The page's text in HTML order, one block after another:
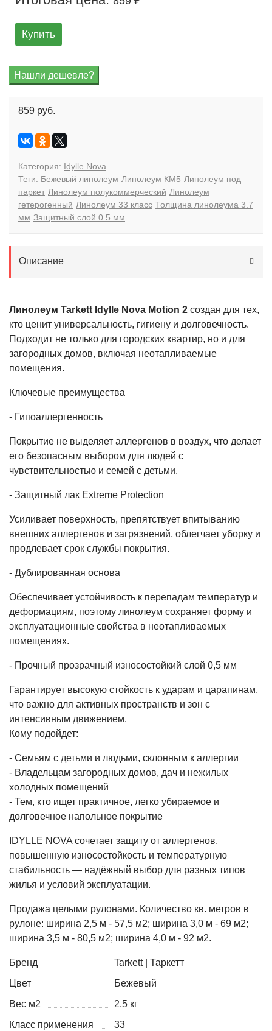
Купить
859 руб.
Категория: Idylle Nova
Теги: Бежевый линолеум Линолеум КМ5 Линолеум под
паркет Линолеум полукоммерческий Линолеум
гетерогенный Линолеум 33 класс Толщина линолеума 3.7
мм Защитный слой 0.5 мм
Описание
Линолеум Tarkett Idylle Nova Motion 2 создан для тех,
кто ценит универсальность, гигиену и долговечность.
Подходит не только для городских квартир, но и для
загородных домов, включая неотапливаемые
помещения.
Ключевые преимущества
- Гипоаллергенность
Покрытие не выделяет аллергенов в воздух, что делает
его безопасным выбором для людей с
чувствительностью и семей с детьми.
- Защитный лак Extreme Protection
Усиливает поверхность, препятствует впитыванию
внешних аллергенов и загрязнений, облегчает уборку и
продлевает срок службы покрытия.
- Дублированная основа
Обеспечивает устойчивость к перепадам температур и
деформациям, поэтому линолеум сохраняет форму и
эксплуатационные свойства в неотапливаемых
помещениях.
- Прочный прозрачный износостойкий слой 0,5 мм
Гарантирует высокую стойкость к ударам и царапинам,
что важно для активных пространств и зон с
интенсивным движением.
Кому подойдет:
- Семьям с детьми и людьми, склонным к аллергии
- Владельцам загородных домов, дач и нежилых
холодных помещений
- Тем, кто ищет практичное, легко убираемое и
долговечное напольное покрытие
IDYLLE NOVA сочетает защиту от аллергенов,
повышенную износостойкость и температурную
стабильность — надёжный выбор для разных типов
жилья и условий эксплуатации.
Продажа целыми рулонами. Количество кв. метров в
рулоне: ширина 2,5 м - 57,5 м2; ширина 3,0 м - 69 м2;
ширина 3,5 м - 80,5 м2; ширина 4,0 м - 92 м2.
Бренд
Tarkett | Таркетт
Цвет
Бежевый
Вес м2
2,5 кг
Класс применения
33